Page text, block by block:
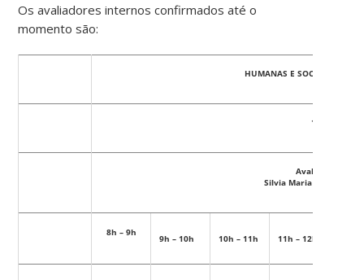
Os avaliadores internos confirmados até o
momento são:
HUMANAS E SOCIAIS, ARTES
19/10/2018
Avaliador
Silvia Maria Favero
8h – 9h
9h – 10h 10h – 11h 11h – 12h